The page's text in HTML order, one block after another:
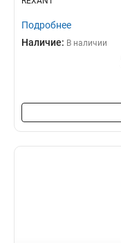
Подробнее
Наличие: В наличии